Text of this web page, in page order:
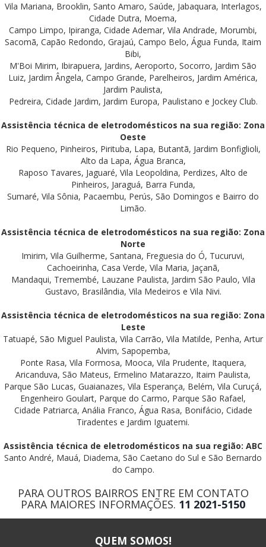
Vila Mariana, Brooklin, Santo Amaro, Saúde, Jabaquara, Interlagos,
Cidade Dutra, Moema,
Campo Limpo, Ipiranga, Cidade Ademar, Vila Andrade, Morumbi,
Sacomã, Capão Redondo, Grajaú, Campo Belo, Água Funda, Itaim
Bibi,
M'Boi Mirim, Ibirapuera, Jardins, Aeroporto, Socorro, Jardim São
Luiz, Jardim Ângela, Campo Grande, Parelheiros, Jardim América,
Jardim Paulista,
Pedreira, Cidade Jardim, Jardim Europa, Paulistano e Jockey Club.
Assistência técnica de eletrodomésticos na sua região: Zona
Oeste
Rio Pequeno, Pinheiros, Pirituba, Lapa, Butantã, Jardim Bonfiglioli,
Alto da Lapa, Água Branca,
Raposo Tavares, Jaguaré, Vila Leopoldina, Perdizes, Alto de
Pinheiros, Jaraguá, Barra Funda,
Sumaré, Vila Sônia, Pacaembu, Perús, São Domingos e Bairro do
Limão.
Assistência técnica de eletrodomésticos na sua região: Zona
Norte
Imirim, Vila Guilherme, Santana, Freguesia do Ó, Tucuruvi,
Cachoeirinha, Casa Verde, Vila Maria, Jaçanã,
Mandaqui, Tremembé, Lauzane Paulista, Jardim São Paulo, Vila
Gustavo, Brasilândia, Vila Medeiros e Vila Nivi.
Assistência técnica de eletrodomésticos na sua região: Zona
Leste
Tatuapé, São Miguel Paulista, Vila Carrão, Vila Matilde, Penha, Artur
Alvim, Sapopemba,
Ponte Rasa, Vila Formosa, Mooca, Vila Prudente, Itaquera,
Aricanduva, São Mateus, Ermelino Matarazzo, Itaim Paulista,
Parque São Lucas, Guaianazes, Vila Esperança, Belém, Vila Curuçá,
Engenheiro Goulart, Parque do Carmo, Parque São Rafael,
Cidade Patriarca, Anália Franco, Água Rasa, Bonifácio, Cidade
Tiradentes e Jardim Iguatemi.
Assistência técnica de eletrodomésticos na sua região: ABC
Santo André, Mauá, Diadema, São Caetano do Sul e São Bernardo
do Campo.
PARA OUTROS BAIRROS ENTRE EM CONTATO
PARA MAIORES INFORMAÇÕES. 11 2021-5150
QUEM SOMOS!